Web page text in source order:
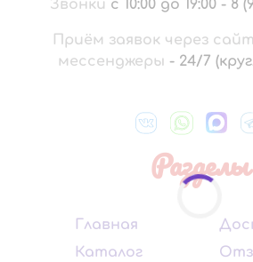
Звонки с 10:00 до 19:00 - 8
Приём заявок через
мессенджеры - 24/7
Разделы
Главная
Каталог